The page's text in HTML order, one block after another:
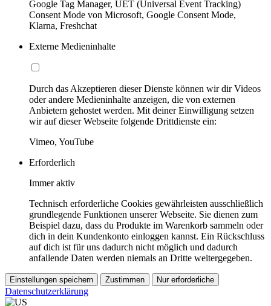
Google Tag Manager, UET (Universal Event Tracking)
Consent Mode von Microsoft, Google Consent Mode,
Klarna, Freshchat
Externe Medieninhalte
Durch das Akzeptieren dieser Dienste können wir dir Videos
oder andere Medieninhalte anzeigen, die von externen
Anbietern gehostet werden. Mit deiner Einwilligung setzen
wir auf dieser Webseite folgende Drittdienste ein:
Vimeo, YouTube
Erforderlich
Immer aktiv
Technisch erforderliche Cookies gewährleisten ausschließlich
grundlegende Funktionen unserer Webseite. Sie dienen zum
Beispiel dazu, dass du Produkte im Warenkorb sammeln oder
dich in dein Kundenkonto einloggen kannst. Ein Rückschluss
auf dich ist für uns dadurch nicht möglich und dadurch
anfallende Daten werden niemals an Dritte weitergegeben.
Einstellungen speichern Zustimmen Nur erforderliche
Datenschutzerklärung